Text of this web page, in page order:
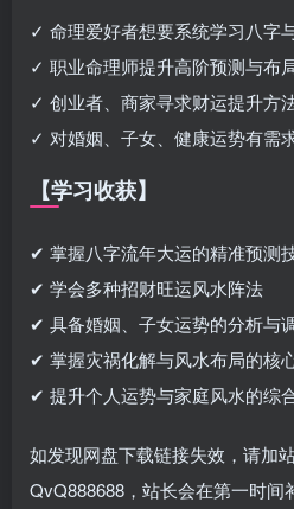
✓ 命理爱好者想要系统学习八字
✓ 职业命理师提升高阶预测与布
✓ 创业者、商家寻求财运提升方
✓ 对婚姻、子女、健康运势有需
【学习收获】
✔ 掌握八字流年大运的精准预测
✔ 学会多种招财旺运风水阵法
✔ 具备婚姻、子女运势的分析与
✔ 掌握灾祸化解与风水布局的核
✔ 提升个人运势与家庭风水的综
如发现网盘下载链接失效，请加
QvQ888688，站长会在第一时间